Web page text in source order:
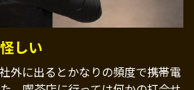
しい
外に出るとかなりの頻度で携帯電